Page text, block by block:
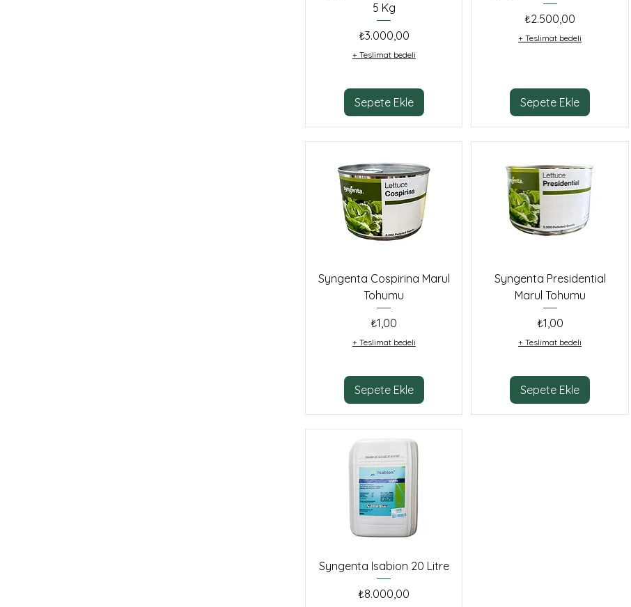
5 Kg
Fiyat
₺3.000,00
+ Teslimat bedeli
Sepete Ekle
Fiyat
₺2.500,00
+ Teslimat bedeli
Sepete Ekle
Syngenta Cospirina Marul
Tohumu
Fiyat
₺1,00
+ Teslimat bedeli
Sepete Ekle
Syngenta Presidential
Marul Tohumu
Fiyat
₺1,00
+ Teslimat bedeli
Sepete Ekle
Syngenta Isabion 20 Litre
Fiyat
₺8.000,00